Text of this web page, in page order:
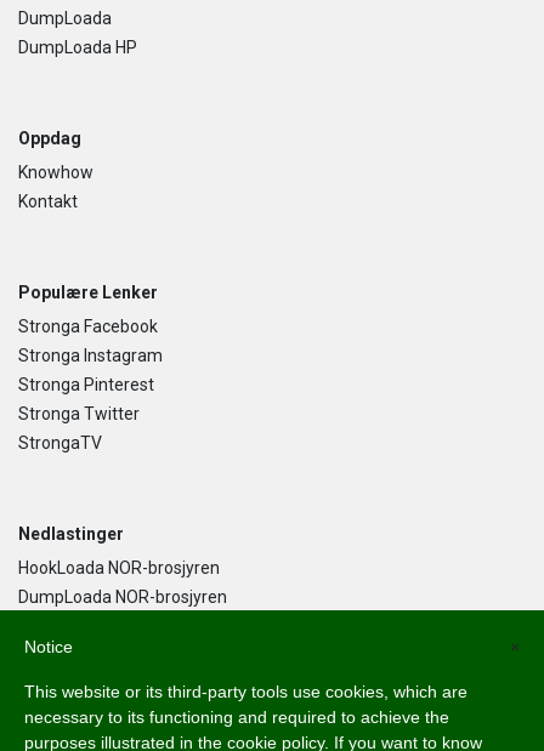
DumpLoada
DumpLoada HP
Oppdag
Knowhow
Kontakt
Populære Lenker
Stronga Facebook
Stronga Instagram
Stronga Pinterest
Stronga Twitter
StrongaTV
Nedlastinger
HookLoada NOR-brosjyren
DumpLoada NOR-brosjyren
Norsk Bokmål
×
Notice
This website or its third-party tools use cookies, which are
necessary to its functioning and required to achieve the
purposes illustrated in the cookie policy. If you want to know